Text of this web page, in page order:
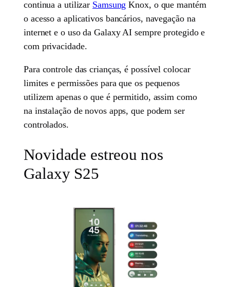
continua a utilizar Samsung Knox, o que mantém
o acesso a aplicativos bancários, navegação na
internet e o uso da Galaxy AI sempre protegido e
com privacidade.
Para controle das crianças, é possível colocar
limites e permissões para que os pequenos
utilizem apenas o que é permitido, assim como
na instalação de novos apps, que podem ser
controlados.
Novidade estreou nos
Galaxy S25